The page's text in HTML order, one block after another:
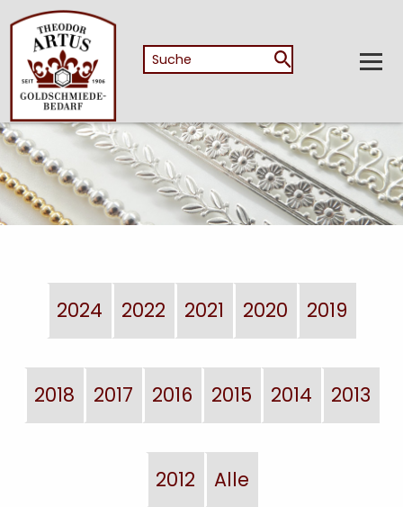
2024 2022 2021 2020 2019
2018 2017 2016 2015 2014 2013
2012 Alle